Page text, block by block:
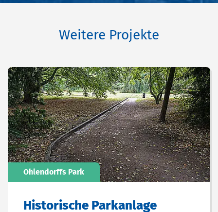
Weitere Projekte
Ohlendorffs Park
Historische Parkanlage